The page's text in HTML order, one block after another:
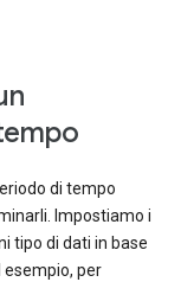
di tempo
Impostiamo i
tipo di dati in base
esempio, per